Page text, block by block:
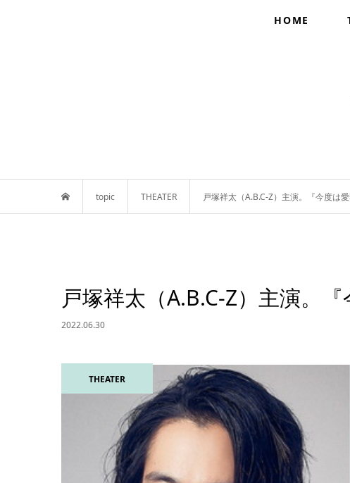
HOME
topic THEATER 戸塚祥太（A.B.C-Z）主演。『今度は
戸塚祥太（A.B.C-Z）主演。
2022.06.30
THEATER